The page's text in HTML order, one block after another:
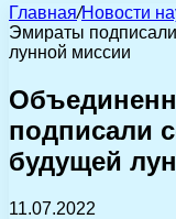
Главная/Новости
Эмираты
лунной миссии
подписали
будущей
11.07.2022